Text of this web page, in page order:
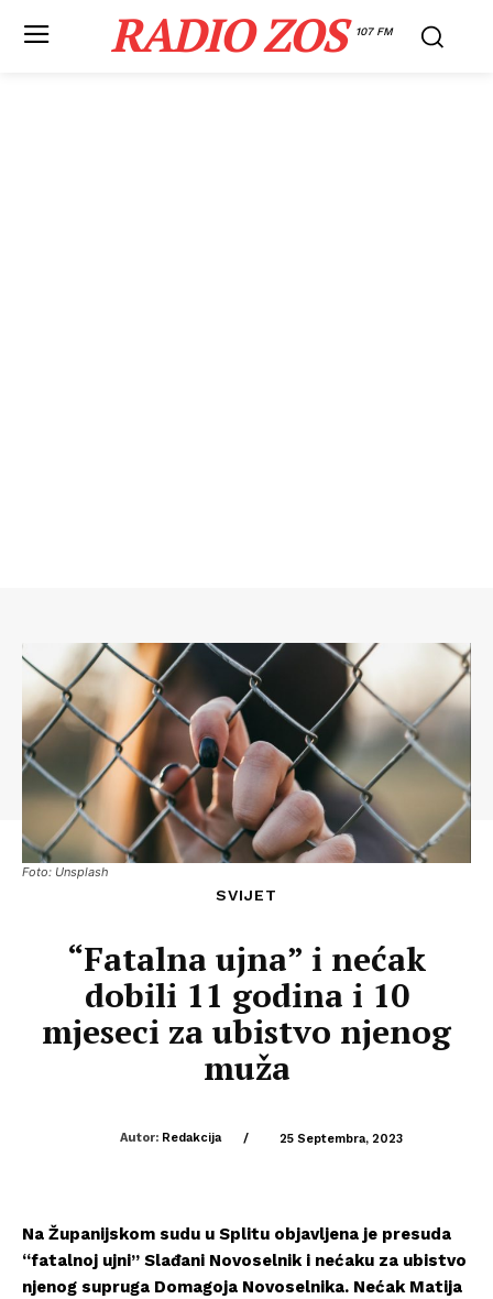
RADIO ZOS 107 FM
Foto: Unsplash
SVIJET
“Fatalna ujna” i nećak
dobili 11 godina i 10
mjeseci za ubistvo njenog
muža
Autor: Redakcija / 25 Septembra, 2023
Na Županijskom sudu u Splitu objavljena je presuda
“fatalnoj ujni” Slađani Novoselnik i nećaku za ubistvo
njenog supruga Domagoja Novoselnika. Nećak Matija